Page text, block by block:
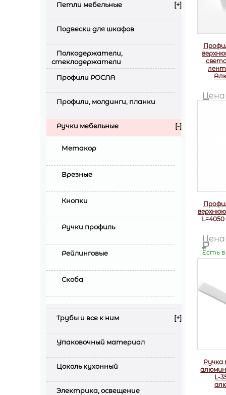
Петли мебельные [+]
Подвески для шкафов
Полкодержатели,
стеклодержатели
Профили РОСЛА
Профили, молдинги, планки
Ручки мебельные [-]
Метакор
Врезные
Кнопки
Ручки профиль
Рейлинговые
Скоба
Трубы и все к ним [+]
Упаковочный материал
Цоколь кухонный
Электрика, освещение
Р
Р
Есть в
Ручка
L-